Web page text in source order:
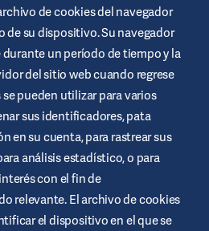
por Air Liquide Healthcare
que viven con diabetes. Es
no sustituye las recomendaciones
de un profesional de la salud.
condiciones del sitio web
de privacidad
Cookies
de cookies del navegador
de su dispositivo. Su navegador
un período de tiempo y la
del sitio web cuando regrese
pueden utilizar para varios
sus identificadores, pata
en su cuenta, para rastrear sus
análisis estadístico, o para
con el fin de
relevante. El archivo de cookies
el dispositivo en el que se